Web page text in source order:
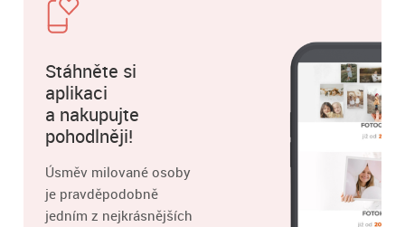
Stáhněte si
aplikaci
a nakupujte
pohodlněji!
Úsměv milované osoby
je pravděpodobně
jedním z nejkrásnějších